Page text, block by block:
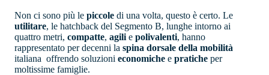
Non ci sono più le piccole di una volta, questo è certo. Le
utilitare, le hatchback del Segmento B, lunghe intorno ai
quattro metri, compatte, agili e polivalenti, hanno
rappresentato per decenni la spina dorsale della mobilità
italiana offrendo soluzioni economiche e pratiche per
moltissime famiglie.